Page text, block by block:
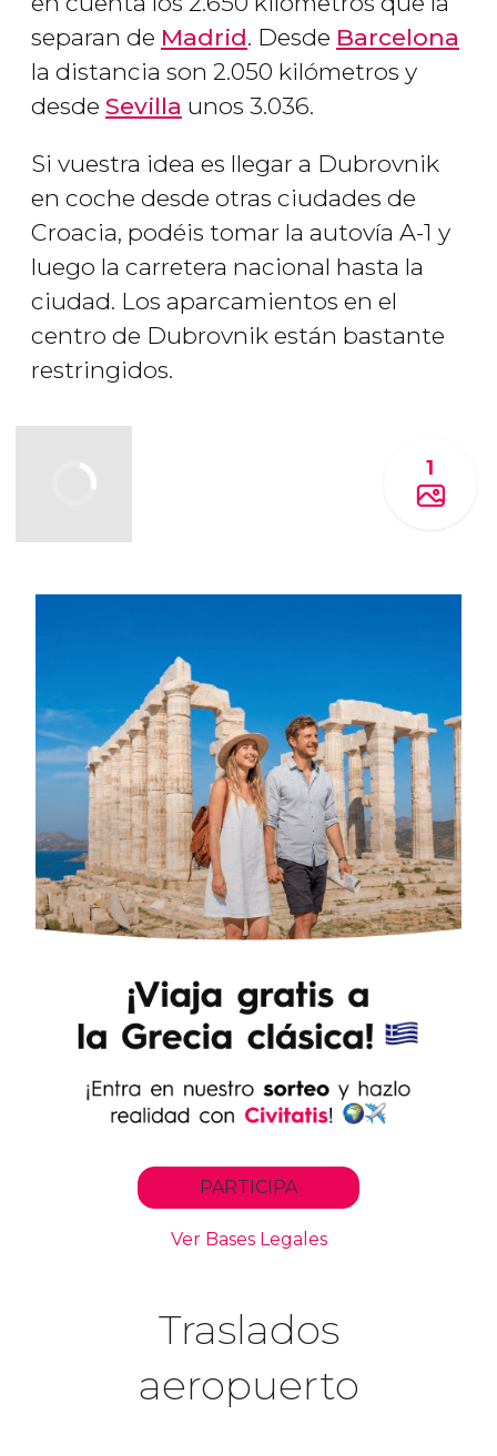
separan de Madrid. Desde Barcelona
la distancia son 2.050 kilómetros y
desde Sevilla unos 3.036.
Si vuestra idea es llegar a Dubrovnik
en coche desde otras ciudades de
Croacia, podéis tomar la autovía A-1 y
luego la carretera nacional hasta la
ciudad. Los aparcamientos en el
centro de Dubrovnik están bastante
restringidos.
1
Traslados
aeropuerto